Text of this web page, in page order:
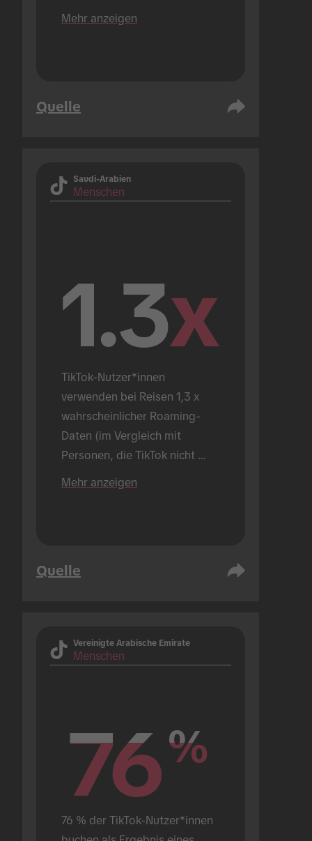
Mehr anzeigen
Quelle
Saudi-Arabien
Menschen
1.3x
TikTok-Nutzer*innen
verwenden bei Reisen 1,3 x
wahrscheinlicher Roaming-
Daten (im Vergleich mit
Personen, die TikTok nicht
Mehr anzeigen
Quelle
Vereinigte Arabische Emirate
Menschen
76%
76%
76 % der TikTok-Nutzer*innen